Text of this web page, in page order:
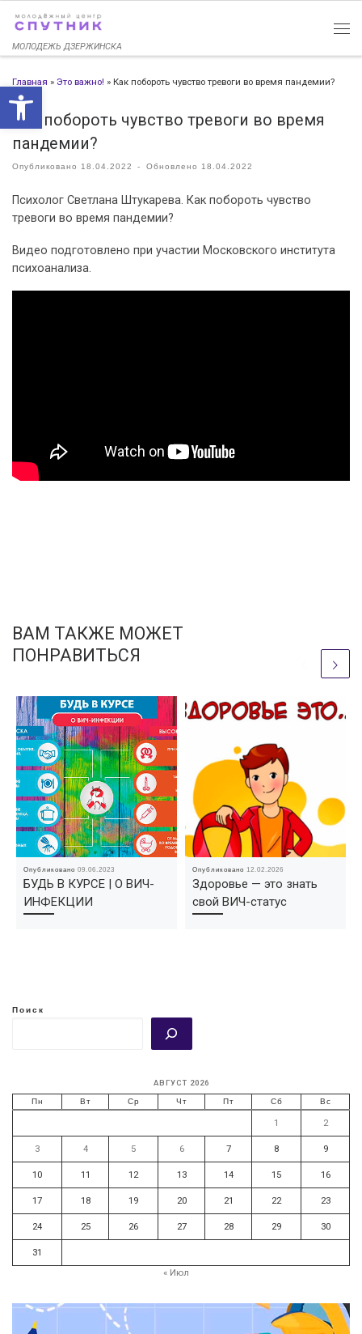
Открыть панель
Перейти к содержимому
МОЛОДЕЖЬ ДЗЕРЖИНСКА
Главная » Это важно! » Как побороть чувство тревоги во время пандемии?
Как побороть чувство тревоги во время
пандемии?
Опубликовано 18.04.2022 - Обновлено 18.04.2022
Психолог Светлана Штукарева. Как побороть чувство
тревоги во время пандемии?
Видео подготовлено при участии Московского института
психоанализа.
ВАМ ТАКЖЕ МОЖЕТ
ПОНРАВИТЬСЯ
Опубликовано09.06.2023
БУДЬ В КУРСЕ | О ВИЧ-
ИНФЕКЦИИ
Опубликовано 12.02.2026
Здоровье — это знать
свой ВИЧ-статус
Поиск
АВГУСТ 2026
Пн Вт Ср Чт Пт Сб Вс
1 2
3 4 5 6 7 8 9
10 11 12 13 14 15 16
17 18 19 20 21 22 23
24 25 26 27 28 29 30
31
« Июл